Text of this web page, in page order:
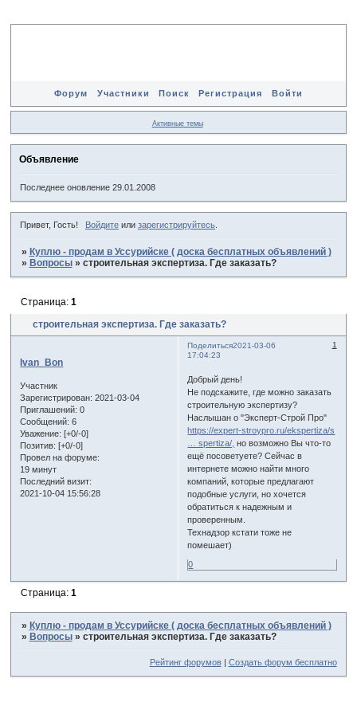
Форум Участники Поиск Регистрация Войти
Активные темы
Объявление
Последнее оновление 29.01.2008
Привет, Гость! Войдитеили зарегистрируйтесь.
» Куплю - продам в Уссурийске ( доска бесплатных объявлений )
» Вопросы » строительная экспертиза. Где заказать?
строительная экспертиза. Где заказать?
Страница: 1
Поделиться 1
2021-03-06
17:04:23
Ivan_Bon
Участник
Зарегистрирован: 2021-03-04
Приглашений: 0
Сообщений: 6
Уважение: [+0/-0]
Позитив: [+0/-0]
Провел на форуме:
19 минут
Последний визит:
2021-10-04 15:56:28
Добрый день!
Не подскажите, где можно заказать
строительную экспертизу?
Наслышан о "Эксперт-Строй Про"
https://expert-stroypro.ru/ekspertiza/s
… spertiza/, но возможно Вы что-то
ещё посоветуете? Сейчас в
интернете можно найти много
компаний, которые предлагают
подобные услуги, но хочется
обратиться к надежным и
проверенным.
Технадзор кстати тоже не
помешает)
0
Страница: 1
» Куплю - продам в Уссурийске ( доска бесплатных объявлений )
» Вопросы » строительная экспертиза. Где заказать?
Рейтинг форумов| Создать форум бесплатно